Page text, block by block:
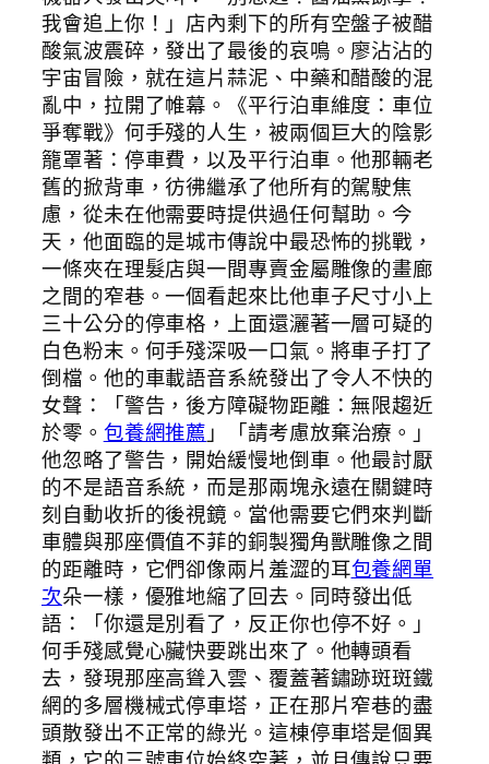
我會追上你！」店內剩下的所有空盤子被醋
酸氣波震碎，發出了最後的哀鳴。廖沾沾的
宇宙冒險，就在這片蒜泥、中藥和醋酸的混
亂中，拉開了帷幕。《平行泊車維度：車位
爭奪戰》何手殘的人生，被兩個巨大的陰影
籠罩著：停車費，以及平行泊車。他那輛老
舊的掀背車，彷彿繼承了他所有的駕駛焦
慮，從未在他需要時提供過任何幫助。今
天，他面臨的是城市傳說中最恐怖的挑戰，
一條夾在理髮店與一間專賣金屬雕像的畫廊
之間的窄巷。一個看起來比他車子尺寸小上
三十公分的停車格，上面還灑著一層可疑的
白色粉末。何手殘深吸一口氣。將車子打了
倒檔。他的車載語音系統發出了令人不快的
女聲：「警告，後方障礙物距離：無限趨近
於零。 包養網推薦」「請考慮放棄治療。」
他忽略了警告，開始緩慢地倒車。他最討厭
的不是語音系統，而是那兩塊永遠在關鍵時
刻自動收折的後視鏡。當他需要它們來判斷
車體與那座價值不菲的銅製獨角獸雕像之間
的距離時，它們卻像兩片羞澀的耳包養網單
次朵一樣，優雅地縮了回去。同時發出低
語：「你還是別看了，反正你也停不好。」
何手殘感覺心臟快要跳出來了。他轉頭看
去，發現那座高聳入雲、覆蓋著鏽跡斑斑鐵
網的多層機械式停車塔，正在那片窄巷的盡
頭散發出不正常的綠光。這棟停車塔是個異